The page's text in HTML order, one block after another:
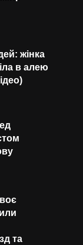
жінка
в алею
та